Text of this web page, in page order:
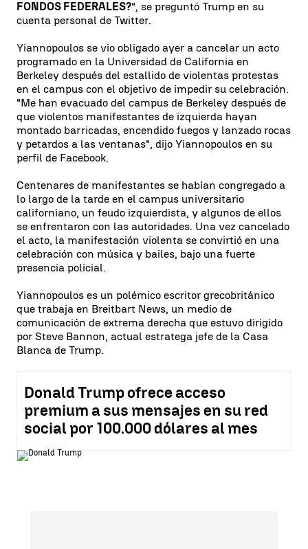
FONDOS FEDERALES?", se preguntó Trump en su
cuenta personal de Twitter.
Yiannopoulos se vio obligado ayer a cancelar un acto
programado en la Universidad de California en
Berkeley después del estallido de violentas protestas
en el campus con el objetivo de impedir su celebración.
"Me han evacuado del campus de Berkeley después de
que violentos manifestantes de izquierda hayan
montado barricadas, encendido fuegos y lanzado rocas
y petardos a las ventanas", dijo Yiannopoulos en su
perfil de Facebook.
Centenares de manifestantes se habían congregado a
lo largo de la tarde en el campus universitario
californiano, un feudo izquierdista, y algunos de ellos
se enfrentaron con las autoridades. Una vez cancelado
el acto, la manifestación violenta se convirtió en una
celebración con música y bailes, bajo una fuerte
presencia policial.
Yiannopoulos es un polémico escritor grecobritánico
que trabaja en Breitbart News, un medio de
comunicación de extrema derecha que estuvo dirigido
por Steve Bannon, actual estratega jefe de la Casa
Blanca de Trump.
Donald Trump ofrece acceso
premium a sus mensajes en su red
social por 100.000 dólares al mes